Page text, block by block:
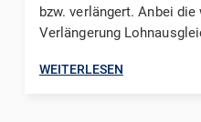
bzw. verlängert. Anbei
Verlängerung
WEITERLESEN